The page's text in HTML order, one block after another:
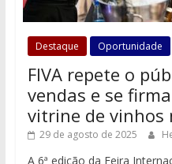
Destaque Oportunidade
FIVA repete o
vendas e se
vitrine de vinhos
29 de agosto de 2025
A 6ª edição da Feira